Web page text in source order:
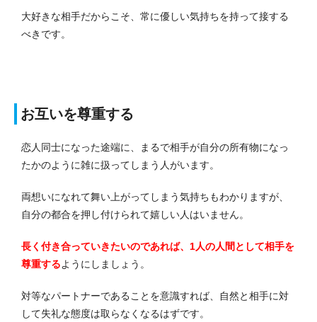
大好きな相手だからこそ、常に優しい気持ちを持って接する
べきです。
お互いを尊重する
恋人同士になった途端に、まるで相手が自分の所有物になっ
たかのように雑に扱ってしまう人がいます。
両想いになれて舞い上がってしまう気持ちもわかりますが、
自分の都合を押し付けられて嬉しい人はいません。
長く付き合っていきたいのであれば、1人の人間として相手を
尊重するようにしましょう。
対等なパートナーであることを意識すれば、自然と相手に対
して失礼な態度は取らなくなるはずです。